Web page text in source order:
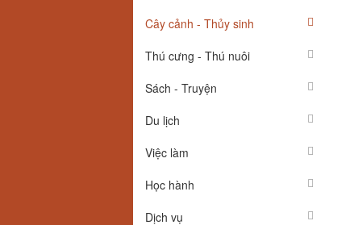
Cây cảnh - Thủy sinh
Thú cưng - Thú nuôi
Sách - Truyện
Du lịch
Việc làm
Học hành
Dịch vụ